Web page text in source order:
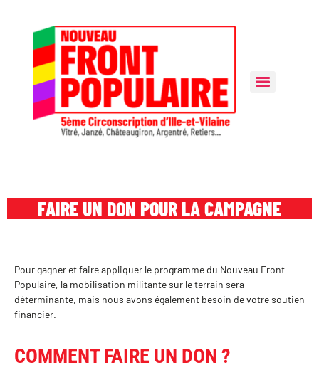
FAIRE UN DON POUR LA CAMPAGNE
Pour gagner et faire appliquer le programme du Nouveau Front
Populaire, la mobilisation militante sur le terrain sera
déterminante, mais nous avons également besoin de votre soutien
financier.
COMMENT FAIRE UN DON ?